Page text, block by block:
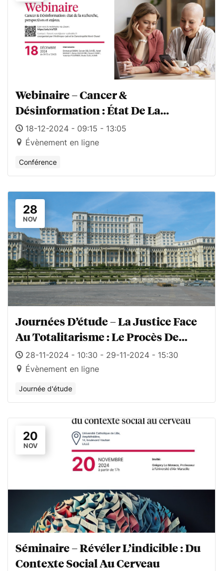
Webinaire – Cancer &
Désinformation : État De La
Recherche, Perspectives Et Enjeux
18-12-2024 - 09:15 - 13:05
Évènement en ligne
Conférence
28
NOV
Journées D’étude – La Justice Face
Au Totalitarisme : Le Procès De
Nicolae Et Elena Ceaușescu
28-11-2024 - 10:30 - 29-11-2024 - 15:30
Évènement en ligne
Journée d'étude
20
NOV
Séminaire – Révéler L’indicible : Du
Contexte Social Au Cerveau